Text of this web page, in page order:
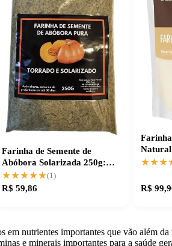
Farinha de Semente de
Abóbora Solarizada 250g:
Nutriente Puro e Natural
★★★★★
★★★★★(1)
R$ 59,86
Carb e
R$
em nutrientes importantes que vão além
e minerais importantes para a saúde